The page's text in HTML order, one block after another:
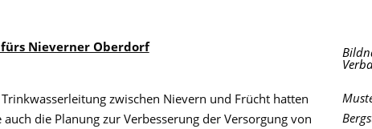
Nieverner Oberdorf
zwischen Nievern und Frücht hatten
die Planung zur Verbesserung der Versorgung von